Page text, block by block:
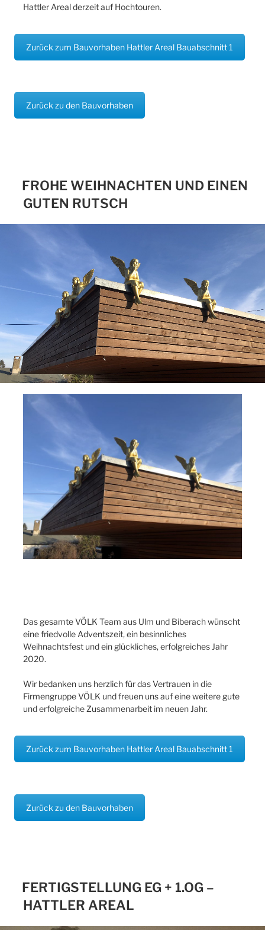
Hattler Areal derzeit auf Hochtouren.
Zurück zum Bauvorhaben Hattler Areal Bauabschnitt 1
Zurück zu den Bauvorhaben
FROHE WEIHNACHTEN UND EINEN
GUTEN RUTSCH
Das gesamte VÖLK Team aus Ulm und Biberach wünscht
eine friedvolle Adventszeit, ein besinnliches
Weihnachtsfest und ein glückliches, erfolgreiches Jahr
2020.
Wir bedanken uns herzlich für das Vertrauen in die
Firmengruppe VÖLK und freuen uns auf eine weitere gute
und erfolgreiche Zusammenarbeit im neuen Jahr.
Zurück zum Bauvorhaben Hattler Areal Bauabschnitt 1
Zurück zu den Bauvorhaben
FERTIGSTELLUNG EG + 1.OG –
HATTLER AREAL